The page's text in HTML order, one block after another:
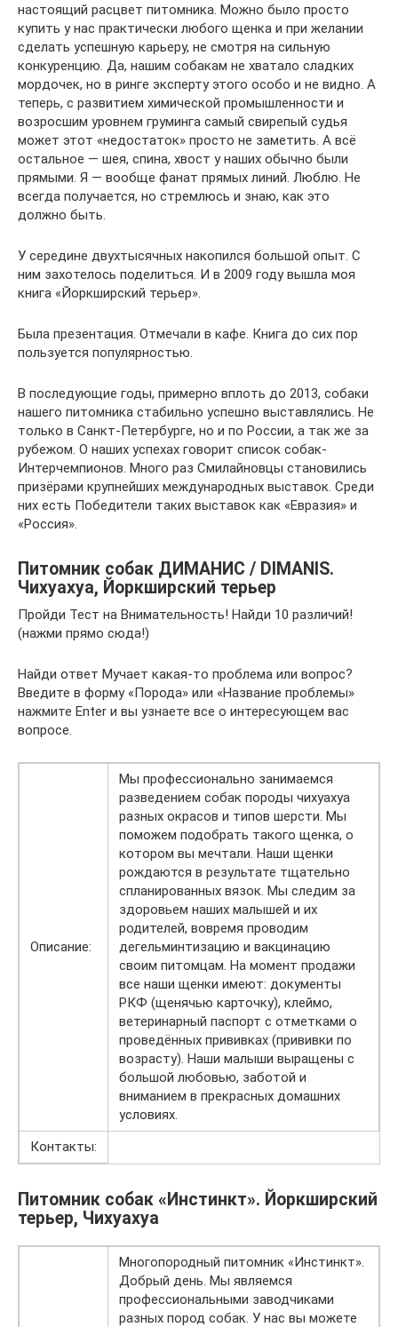
настоящий расцвет питомника. Можно было просто
купить у нас практически любого щенка и при желании
сделать успешную карьеру, не смотря на сильную
конкуренцию. Да, нашим собакам не хватало сладких
мордочек, но в ринге эксперту этого особо и не видно. А
теперь, с развитием химической промышленности и
возросшим уровнем груминга самый свирепый судья
может этот «недостаток» просто не заметить. А всё
остальное — шея, спина, хвост у наших обычно были
прямыми. Я — вообще фанат прямых линий. Люблю. Не
всегда получается, но стремлюсь и знаю, как это
должно быть.
У середине двухтысячных накопился большой опыт. С
ним захотелось поделиться. И в 2009 году вышла моя
книга «Йоркширский терьер».
Была презентация. Отмечали в кафе. Книга до сих пор
пользуется популярностью.
В последующие годы, примерно вплоть до 2013, собаки
нашего питомника стабильно успешно выставлялись. Не
только в Санкт-Петербурге, но и по России, а так же за
рубежом. О наших успехах говорит список собак-
Интерчемпионов. Много раз Смилайновцы становились
призёрами крупнейших международных выставок. Среди
них есть Победители таких выставок как «Евразия» и
«Россия».
Питомник собак ДИМАНИС / DIMANIS.
Чихуахуа, Йоркширский терьер
Пройди Тест на Внимательность! Найди 10 различий!
(нажми прямо сюда!)
Найди ответ Мучает какая-то проблема или вопрос?
Введите в форму «Порода» или «Название проблемы»
нажмите Enter и вы узнаете все о интересующем вас
вопросе.
Описание:
Мы профессионально занимаемся
разведением собак породы чихуахуа
разных окрасов и типов шерсти. Мы
поможем подобрать такого щенка, о
котором вы мечтали. Наши щенки
рождаются в результате тщательно
спланированных вязок. Мы следим за
здоровьем наших малышей и их
родителей, вовремя проводим
дегельминтизацию и вакцинацию
своим питомцам. На момент продажи
все наши щенки имеют: документы
РКФ (щенячью карточку), клеймо,
ветеринарный паспорт с отметками о
проведённых прививках (прививки по
возрасту). Наши малыши выращены с
большой любовью, заботой и
вниманием в прекрасных домашних
условиях.
Контакты:
Питомник собак «Инстинкт». Йоркширский
терьер, Чихуахуа
Многопородный питомник «Инстинкт».
Добрый день. Мы являемся
профессиональными заводчиками
разных пород собак. У нас вы можете